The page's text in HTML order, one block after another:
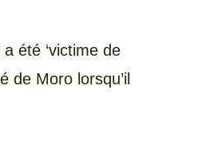
été ‘victime de
de Moro lorsqu’il